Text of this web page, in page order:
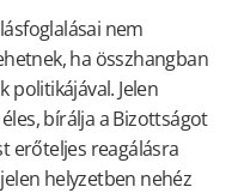
nem
ha összhangban
politikájával. Jelen
bírálja a Bizottságot
erőteljes reagálásra
helyzetben nehéz